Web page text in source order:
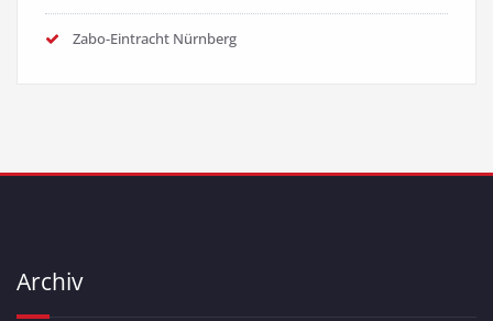
Zabo-Eintracht Nürnberg
Archiv